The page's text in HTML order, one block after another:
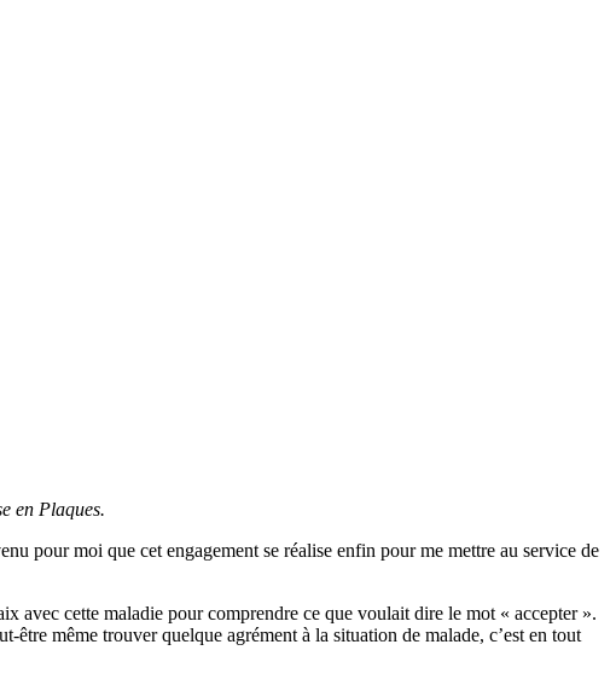
en Plaques.
pour moi que cet engagement se réalise enfin pour me mettre au service de
avec cette maladie pour comprendre ce que voulait dire le mot « accepter ».
être même trouver quelque agrément à la situation de malade, c’est en tout